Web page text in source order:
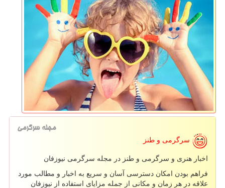
مجله سرگرمی
سرگرمی و طنز
اخبار هنری و سرگرمی و طنز در مجله سرگرمی نیوزفان
فراهم بودن امکان دسترسی آسان و سریع به اخبار و مطالب مورد
علاقه در هر زمان و مکانی از جمله مزایای استفاده از نیوزفان